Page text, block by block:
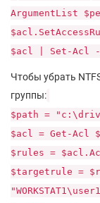
ArgumentList
$acl | Set-Acl -
Чтобы убрать
группы:
$path =
$acl = Get-Acl
$rules =
$targetrule =